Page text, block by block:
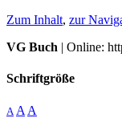
Zum Inhalt, zur
VG Buch | Online:
Schriftgröße
A A A